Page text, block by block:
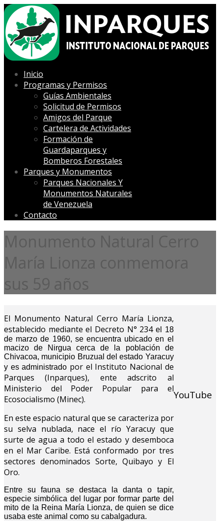
Inicio
Programas y Permisos
Guías Ambientales
Solicitud de Permisos
Amigos del Parque
Cartelera de Actividades
Formación de
Guardaparques y
Bomberos Forestales
Parques y Monumentos
Parques Nacionales Y
Monumentos Naturales
de Venezuela
Contacto
Monumento Natural Cerro
María Lionza conmemora
sus 59 años
El Monumento Natural Cerro María Lionza,
establecido medianteel Decreto N° 234 el 18
de marzo de 1960, se encuentra ubicado en el
macizo de Nirgua cerca de la población de
Chivacoa, municipio Bruzual del estado Yaracuy
y es administrado por el Instituto Nacional de
Parques (Inparques), ente adscrito al
Ministerio del Poder Popular para el
Ecosocialismo (Minec).
En este espacio natural que se caracteriza por
su selva nublada, naceel río Yaracuy que
surtede agua a todo el estado y desemboca
en el Mar Caribe. Está conformado por tres
sectores denominados Sorte, Quibayo y El
Oro.
Entre su fauna se destaca la danta o tapir,
especie simbólica del lugar por formar parte del
mito de la Reina María Lionza, de quien se dice
usaba este animal como su cabalgadura.
YouTube